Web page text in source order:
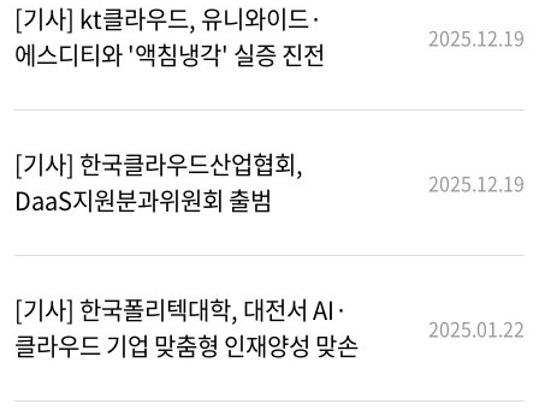
[기사] kt클라우드, 유니와이드·
에스디티와 '액침냉각' 실증 진전
2025.12.19
[기사] 한국클라우드산업협회,
DaaS지원분과위원회 출범
2025.12.19
[기사] 한국폴리텍대학, 대전서 AI·
클라우드 기업 맞춤형 인재양성 맞손
2025.01.22